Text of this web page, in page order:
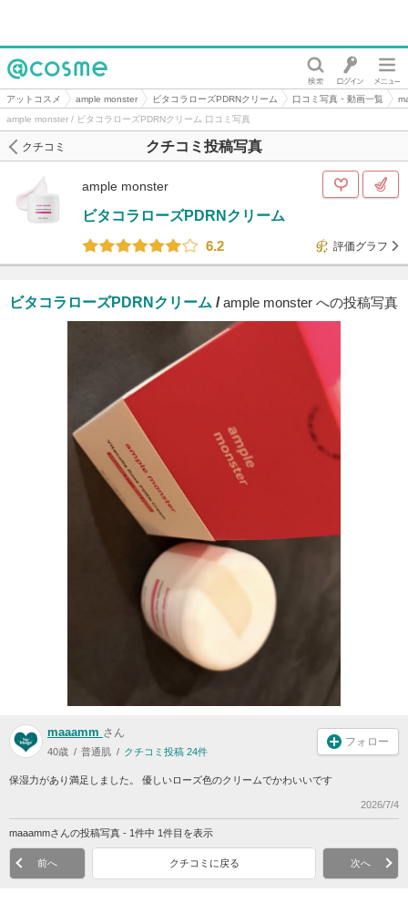
@cosme
アットコスメ ample monster ビタコラローズPDRNクリーム 口コミ写真・動画一覧
ample monster / ビタコラローズPDRNクリーム 口コミ写真
クチコミ投稿写真
クチコミ
ample monster
ビタコラローズPDRNクリーム
6.2
評価グラフ
ビタコラローズPDRNクリーム /ample monster への投稿写真
maaamm さん
40歳 普通肌 クチコミ投稿 24件
フォロー
保湿力があり満足しました。 優しいローズ色のクリームでかわいいです
2026/7/4
maaammさんの投稿写真 - 1件中 1件目を表示
前へ クチコミに戻る 次へ